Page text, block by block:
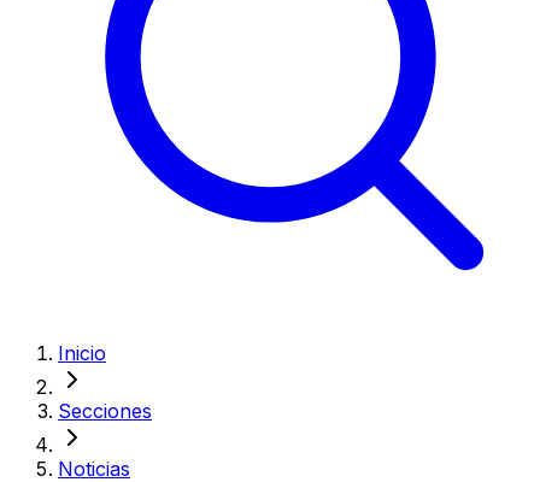
Inicio
Secciones
Noticias